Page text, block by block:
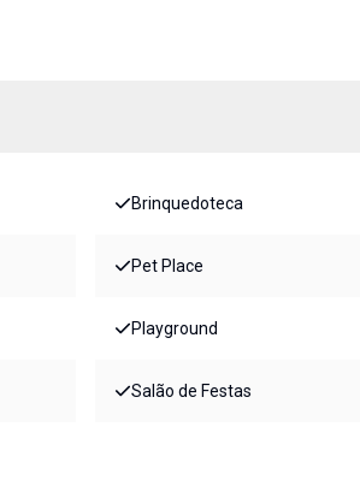
Brinquedoteca
Pet Place
Playground
Salão de Festas